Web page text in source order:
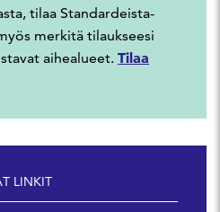
tilaa Standardeista-
merkitä tilaukseesi
aihealueet. Tilaa
LINKIT